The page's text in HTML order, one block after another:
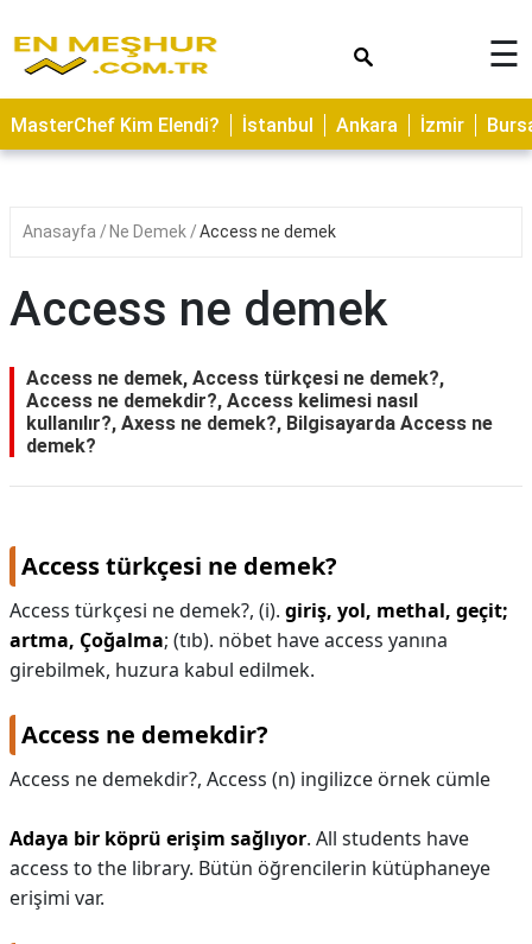
ASTROLOJİ
SAĞLIK
YERLER
NEDİR
KAMP
ALANLARI
KAPLICALAR
İLETİŞİM
☰
MasterChef Kim Elendi? İstanbul Ankara İzmir
Anasayfa Ne Demek Access ne demek
Access ne demek
Access ne demek, Access türkçesi ne demek?,
Access ne demekdir?, Access kelimesi nasıl
kullanılır?, Axess ne demek?, Bilgisayarda Access ne
demek?
Access türkçesi ne demek?
Access türkçesi ne demek?, (i). giriş, yol, methal, geçit;
artma, Çoğalma; (tıb). nöbet have access yanına
girebilmek, huzura kabul edilmek.
Access ne demekdir?
Access ne demekdir?, Access (n) ingilizce örnek cümle
Adaya bir köprü erişim sağlıyor. All students have
access to the library. Bütün öğrencilerin kütüphaneye
erişimi var.